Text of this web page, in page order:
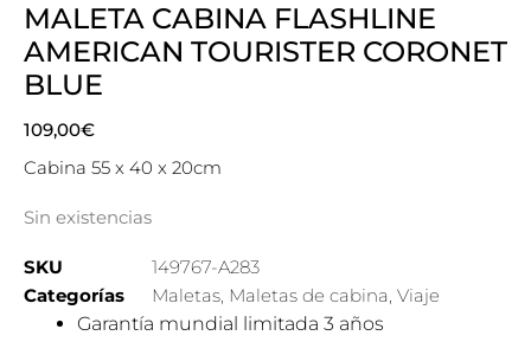
MALETA CABINA FLASHLINE
AMERICAN TOURISTER CORONET
BLUE
109,00€
Cabina 55 x 40 x 20cm
Sin existencias
SKU
149767-A283
Categorías
Maletas, Maletas de cabina, Viaje
Garantía mundial limitada 3 años